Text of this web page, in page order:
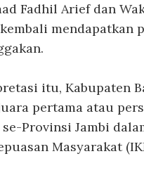
Fadhil Arief dan
mendapatkan
itu, Kabupaten
pertama atau
Provinsi Jambi
Masyarakat